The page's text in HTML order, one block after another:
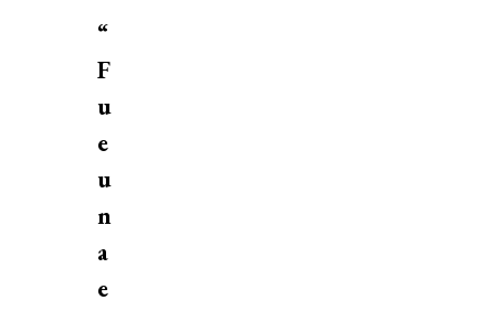
“
F
u
e
u
n
a
e